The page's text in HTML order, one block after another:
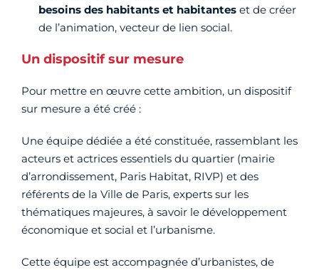
besoins des habitants et habitantes et de créer
de l’animation, vecteur de lien social.
Un dispositif sur mesure
Pour mettre en œuvre cette ambition, un dispositif
sur mesure a été créé :
Une équipe dédiée a été constituée, rassemblant les
acteurs et actrices essentiels du quartier (mairie
d’arrondissement, Paris Habitat, RIVP) et des
référents de la Ville de Paris, experts sur les
thématiques majeures, à savoir le développement
économique et social et l’urbanisme.
Cette équipe est accompagnée d’urbanistes, de